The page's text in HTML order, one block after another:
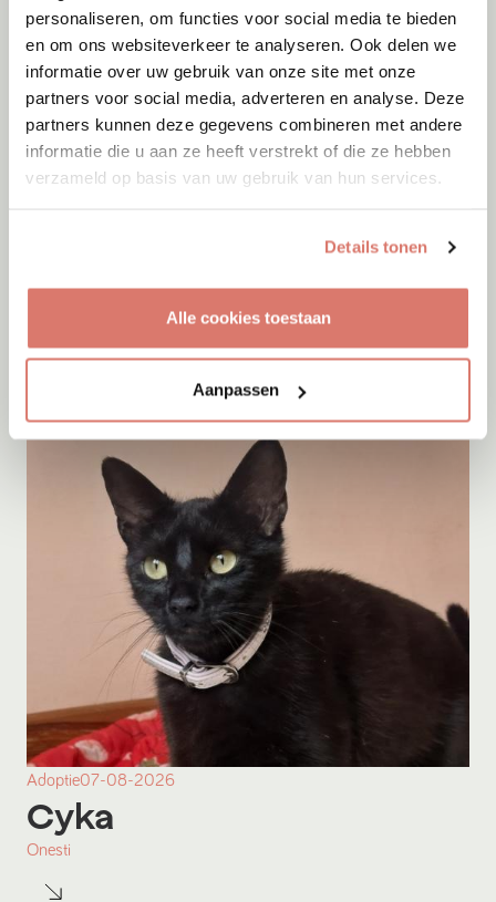
personaliseren, om functies voor social media te bieden
en om ons websiteverkeer te analyseren. Ook delen we
informatie over uw gebruik van onze site met onze
partners voor social media, adverteren en analyse. Deze
partners kunnen deze gegevens combineren met andere
informatie die u aan ze heeft verstrekt of die ze hebben
verzameld op basis van uw gebruik van hun services.
Details tonen
Alle cookies toestaan
Aanpassen
Mijas
Adoptie07-08-2026
Cyka
Onesti